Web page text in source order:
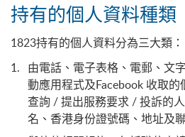
持有的個人資料種類
1823持有的個人資料分為三大類：
由電話、電子表格、電郵、文
動應用程式及Facebook 收取
查詢 / 提出服務要求 / 投訴的
名、香港身份證號碼、地址及